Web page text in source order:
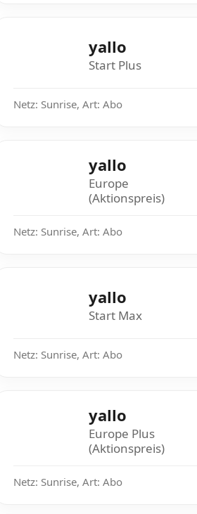
yallo
Start Plus
Netz: Sunrise, Art: Abo
yallo
Europe
(Aktionspreis)
Netz: Sunrise, Art: Abo
yallo
Start Max
Netz: Sunrise, Art: Abo
yallo
Europe Plus
(Aktionspreis)
Netz: Sunrise, Art: Abo